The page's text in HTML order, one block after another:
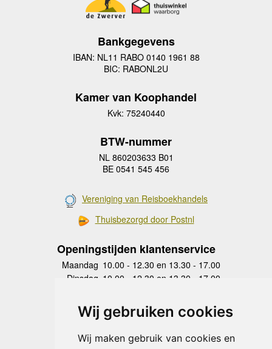
Wij gebruiken cookies
Wij maken gebruik van cookies en
Bankgegevens
IBAN: NL11 RABO 0140 1961 88
BIC: RABONL2U
Kamer van Koophandel
Kvk: 75240440
BTW-nummer
NL 860203633 B01
BE 0541 545 456
Vereniging van Reisboekhandels
Thuisbezorgd door Postnl
Openingstijden klantenservice
Maandag 10.00 - 12.30 en 13.30 - 17.00
Dinsdag 10.00 - 12.30 en 13.30 - 17.00
Donderdag
10.00 - 12.30 en 13.30 - 17.00
Vrijdag 10.00 - 12.30 en 13.30 - 17.00
Zaterdag
gesloten
Zondag gesloten